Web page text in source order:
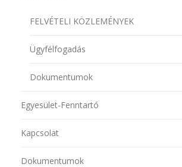
FELVÉTELI KÖZLEMÉNYEK
Ügyfélfogadás
Dokumentumok
Egyesület-Fenntartó
Kapcsolat
Dokumentumok